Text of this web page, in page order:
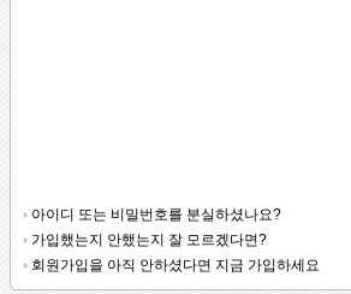
아이디 또는 비밀번호를 분실하셨나요?
가입했는지 안했는지 잘 모르겠다면?
회원가입을 아직 안하셨다면 지금 가입하세요